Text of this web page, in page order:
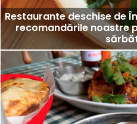
Restaurante deschise de
recomandările noastre